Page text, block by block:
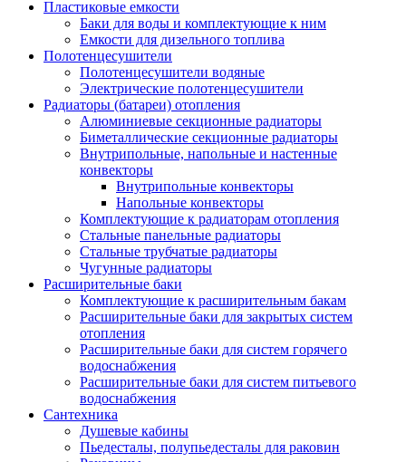
Пластиковые емкости
Баки для воды и комплектующие к ним
Емкости для дизельного топлива
Полотенцесушители
Полотенцесушители водяные
Электрические полотенцесушители
Радиаторы (батареи) отопления
Алюминиевые секционные радиаторы
Биметаллические секционные радиаторы
Внутрипольные, напольные и настенные
конвекторы
Внутрипольные конвекторы
Напольные конвекторы
Комплектующие к радиаторам отопления
Стальные панельные радиаторы
Стальные трубчатые радиаторы
Чугунные радиаторы
Расширительные баки
Комплектующие к расширительным бакам
Расширительные баки для закрытых систем
отопления
Расширительные баки для систем горячего
водоснабжения
Расширительные баки для систем питьевого
водоснабжения
Сантехника
Душевые кабины
Пьедесталы, полупьедесталы для раковин